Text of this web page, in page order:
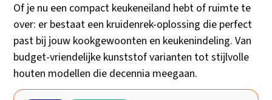
Of je nu een compact keukeneiland hebt of ruimte te
over: er bestaat een kruidenrek-oplossing die perfect
past bij jouw kookgewoonten en keukenindeling. Van
budget-vriendelijke kunststof varianten tot stijlvolle
houten modellen die decennia meegaan.